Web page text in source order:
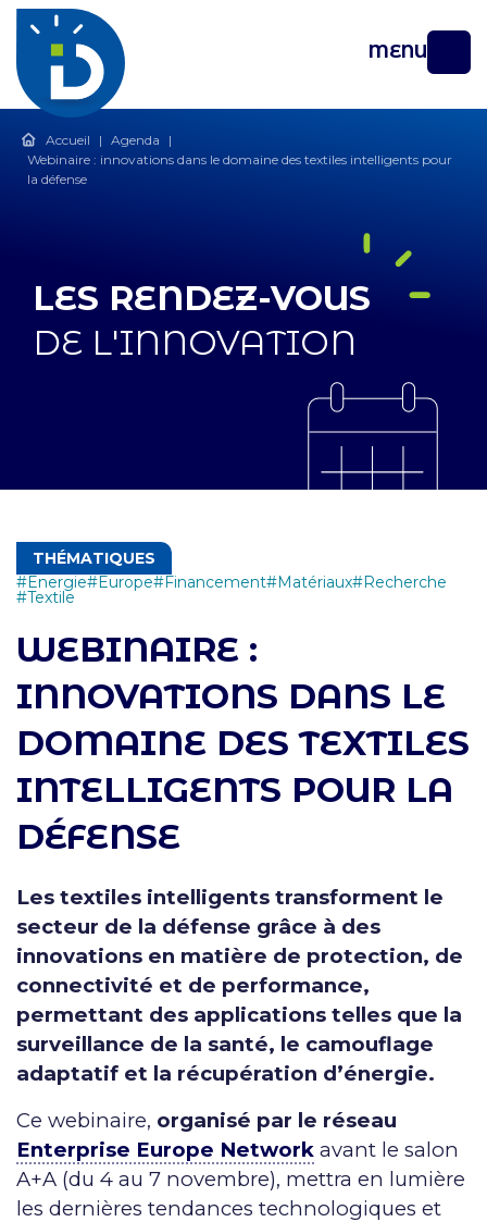
MENU
Accueil | Agenda
|
Webinaire : innovations dans le domaine des textiles intelligents pour
la défense
LES RENDEZ-VOUS
DE L'INNOVATION
THÉMATIQUES
Energie
Europe Financement Matériaux Recherche
Textile
WEBINAIRE :
INNOVATIONS DANS LE
DOMAINE DES TEXTILES
INTELLIGENTS POUR LA
DÉFENSE
Les textiles intelligents transforment le
secteur de la défense grâce à des
innovations en matière de protection, de
connectivité et de performance,
permettant des applications telles que la
surveillance de la santé, le camouflage
adaptatif et la récupération d’énergie.
Ce webinaire, organisé par le réseau
Enterprise Europe Network avant le salon
A+A (du 4 au 7 novembre), mettra en lumière
les dernières tendances technologiques et